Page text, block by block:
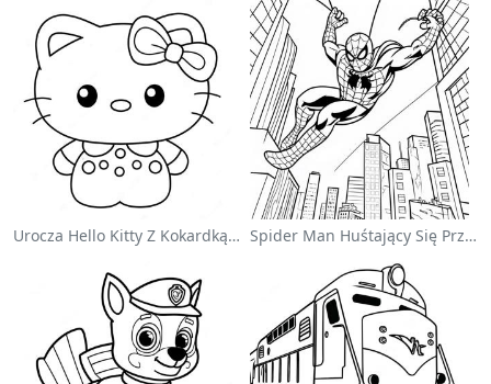
Urocza Hello Kitty Z Kokardką - Kolorowanka Spider Man Huśtający Się Przez Miasto - Kolorowanka